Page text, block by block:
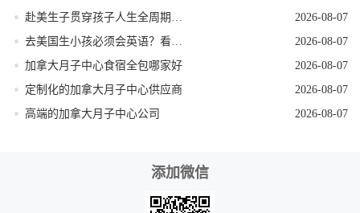
2026-08-07
2026-08-07
加拿大月子中心食宿全包哪家好
2026-08-07
定制化的加拿大月子中心供应商
2026-08-07
高端的加拿大月子中心公司
2026-08-07
添加微信